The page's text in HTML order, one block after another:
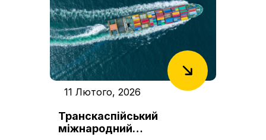
11 Лютого, 2026
Транскаспійський
міжнародний